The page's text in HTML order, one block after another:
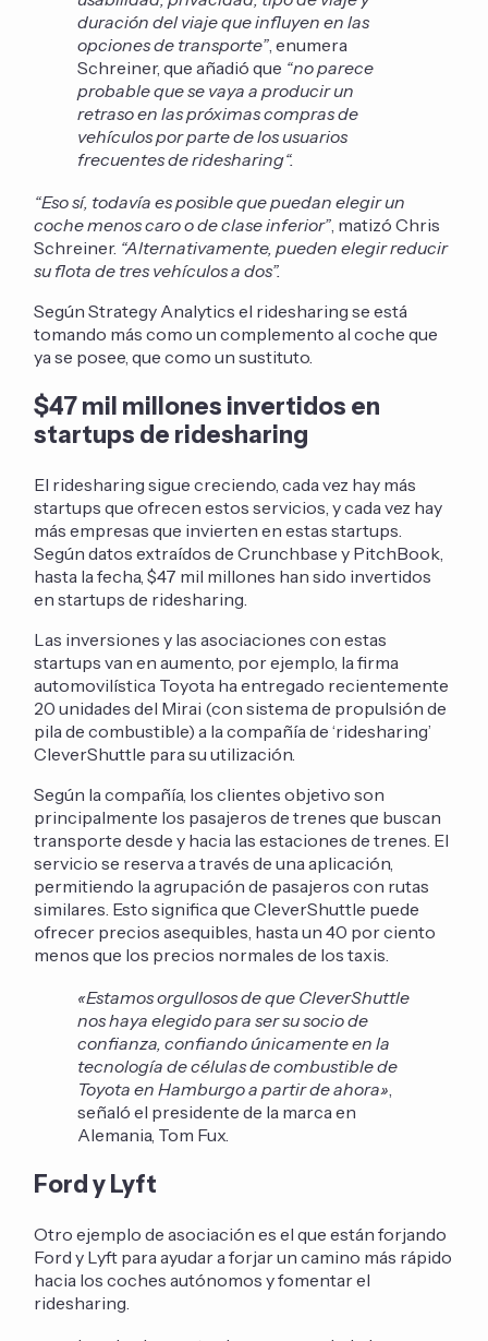
duración del viaje que influyen en las
opciones de transporte”, enumera
Schreiner, que añadió que “no parece
probable que se vaya a producir un
retraso en las próximas compras de
vehículos por parte de los usuarios
frecuentes de ridesharing“.
“Eso sí, todavía es posible que puedan elegir un
coche menos caro o de clase inferior”, matizó Chris
Schreiner. “Alternativamente, pueden elegir reducir
su flota de tres vehículos a dos”.
Según Strategy Analytics el ridesharing se está
tomando más como un complemento al coche que
ya se posee, que como un sustituto.
$47 mil millones invertidos en
startups de ridesharing
El ridesharing sigue creciendo, cada vez hay más
startups que ofrecen estos servicios, y cada vez hay
más empresas que invierten en estas startups.
Según datos extraídos de Crunchbase y PitchBook,
hasta la fecha, $47 mil millones han sido invertidos
en startups de ridesharing.
Las inversiones y las asociaciones con estas
startups van en aumento, por ejemplo, la firma
automovilística Toyota ha entregado recientemente
20 unidades del Mirai (con sistema de propulsión de
pila de combustible) a la compañía de ‘ridesharing’
CleverShuttle para su utilización.
Según la compañía, los clientes objetivo son
principalmente los pasajeros de trenes que buscan
transporte desde y hacia las estaciones de trenes. El
servicio se reserva a través de una aplicación,
permitiendo la agrupación de pasajeros con rutas
similares. Esto significa que CleverShuttle puede
ofrecer precios asequibles, hasta un 40 por ciento
menos que los precios normales de los taxis.
«Estamos orgullosos de que CleverShuttle
nos haya elegido para ser su socio de
confianza, confiando únicamente en la
tecnología de células de combustible de
Toyota en Hamburgo a partir de ahora»,
señaló el presidente de la marca en
Alemania, Tom Fux.
Ford y Lyft
Otro ejemplo de asociación es el que están forjando
Ford y Lyft para ayudar a forjar un camino más rápido
hacia los coches autónomos y fomentar el
ridesharing.